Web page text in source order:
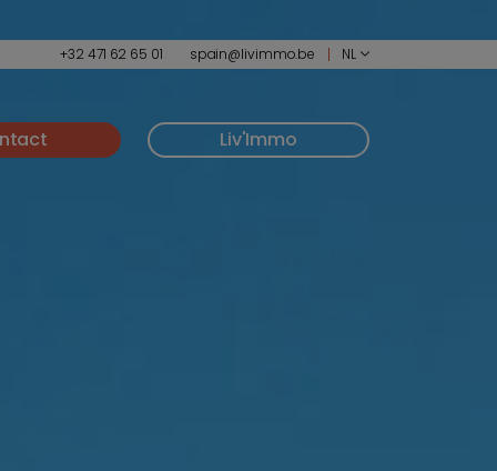
+32 471 62 65 01 spain@livimmo.be NL
Liv'Immo